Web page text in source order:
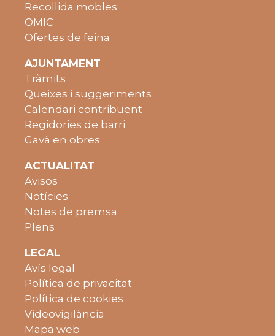
Recollida mobles
OMIC
Ofertes de feina
AJUNTAMENT
Tràmits
Queixes i suggeriments
Calendari contribuent
Regidories de barri
Gavà en obres
ACTUALITAT
Avisos
Notícies
Notes de premsa
Plens
LEGAL
Avís legal
Política de privacitat
Política de cookies
Videovigilància
Mapa web